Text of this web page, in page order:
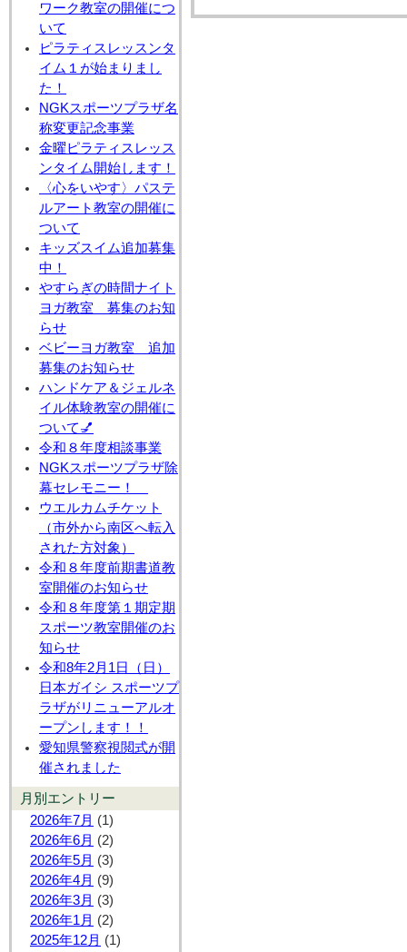
ワーク教室の開催につ
いて
ピラティスレッスンタ
イム１が始まりまし
た！
NGKスポーツプラザ名
称変更記念事業
金曜ピラティスレッス
ンタイム開始します！
〈心をいやす〉パステ
ルアート教室の開催に
ついて
キッズスイム追加募集
中！
やすらぎの時間ナイト
ヨガ教室 募集のお知
らせ
ベビーヨガ教室 追加
募集のお知らせ
ハンドケア＆ジェルネ
イル体験教室の開催に
ついて💅
令和８年度相談事業
NGKスポーツプラザ除
幕セレモニー！
ウエルカムチケット
（市外から南区へ転入
された方対象）
令和８年度前期書道教
室開催のお知らせ
令和８年度第１期定期
スポーツ教室開催のお
知らせ
令和8年2月1日（日）
日本ガイシ スポーツプ
ラザがリニューアルオ
ープンします！！
愛知県警察視閲式が開
催されました
月別エントリー
2026年7月 (1)
2026年6月 (2)
2026年5月 (3)
2026年4月 (9)
2026年3月 (3)
2026年1月 (2)
2025年12月 (1)